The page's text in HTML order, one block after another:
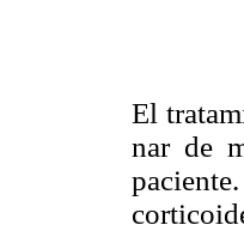
El
nar de